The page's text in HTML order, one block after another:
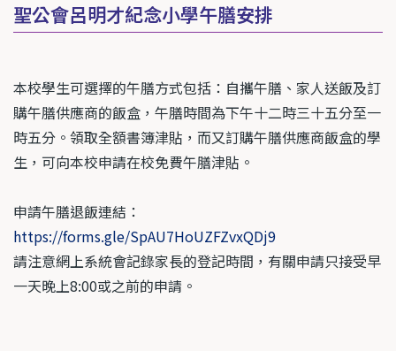
聖公會呂明才紀念小學午膳安排
本校學生可選擇的午膳方式包括：自攜午膳、家人送飯及訂
購午膳供應商的飯盒，午膳時間為下午十二時三十五分至一
時五分。領取全額書簿津貼，而又訂購午膳供應商飯盒的學
生，可向本校申請在校免費午膳津貼。
申請午膳退飯連結：
https://forms.gle/SpAU7HoUZFZvxQDj9
請注意網上系統會記錄家長的登記時間，有關申請只接受早
一天晚上8:00或之前的申請。